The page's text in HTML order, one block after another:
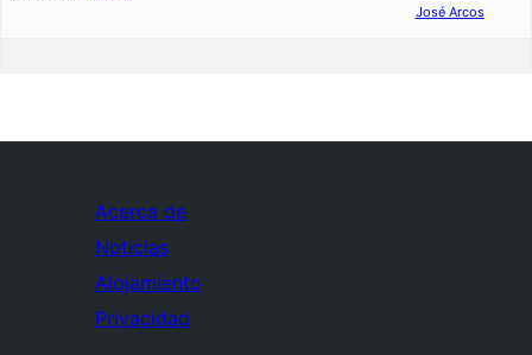
José Arcos
Acerca de
Noticias
Alojamiento
Privacidad